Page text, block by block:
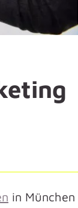
in München